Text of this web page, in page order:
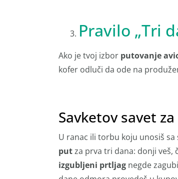
Pravilo „Tri
Ako je tvoj izbor putovanje
kofer odluči da ode na
Savketov savet
U ranac ili torbu koju unosiš sa
putza prva tri dana: donji veš,
izgubljeni prtljag negde